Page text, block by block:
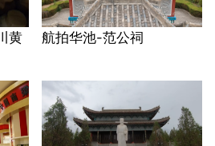
黄
航拍华池-范公祠